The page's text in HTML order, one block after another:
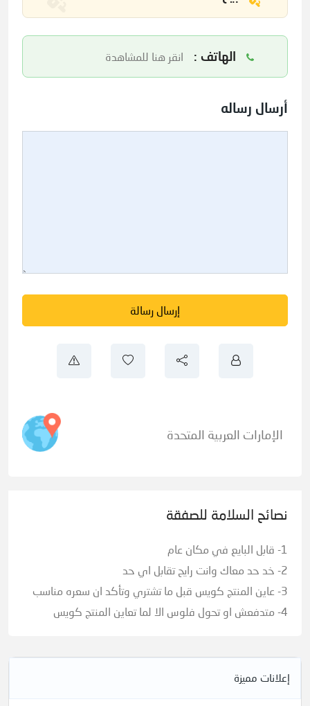
الهاتف : انقر هنا للمشاهدة
أرسال رساله
إرسال رسالة
الإمارات العربية المتحدة
نصائح السلامة للصفقة
1- قابل البايع في مكان عام
2- خد حد معاك وانت رايح تقابل اي حد
3- عاين المنتج كويس قبل ما تشتري وتأكد ان سعره مناسب
4- متدفعش او تحول فلوس الا لما تعاين المنتج كويس
إعلانات مميزة